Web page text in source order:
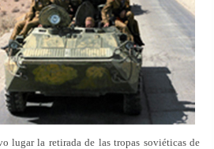
lugar la retirada de las tropas soviéticas de